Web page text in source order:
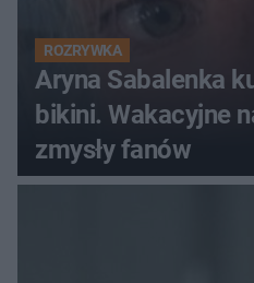
ROZRYWKA
Aryna Sabalenka
bikini. Wakacyjne
zmysły fanów